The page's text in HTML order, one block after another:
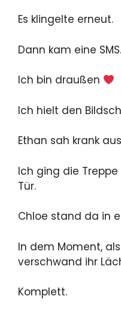
Es klingelte erneut.
Dann kam eine SMS.
Ich bin draußen
Ich hielt den
Ethan sah krank
Ich ging die
Tür.
Chloe stand da in
In dem Moment,
verschwand ihr
Komplett.